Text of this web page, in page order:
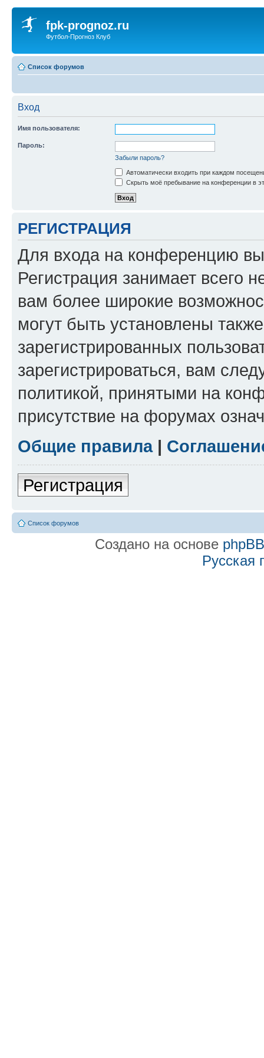
fpk-prognoz.ru
Футбол-Прогноз Клуб
Список форумов
Вход
Имя пользователя:
Пароль:
Забыли пароль?
Автоматически входить при каждом
Скрыть моё пребывание на конференции в
РЕГИСТРАЦИЯ
Для входа на конференцию
Регистрация занимает всего
вам более широкие
могут быть установлены
зарегистрированных
зарегистрироваться, вам
политикой, принятыми на
присутствие на форумах
Общие правила|
Регистрация
Список форумов
Создано на основе phpBB
Русская